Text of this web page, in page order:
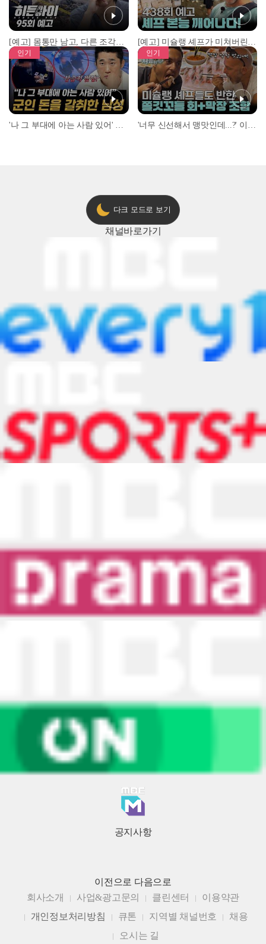
[예고] 몸통만 남고, 다른 조각은 어디에..? 시화호에서 드러난 충격적인 토막 살인사건! [예고] 미슐랭 셰프가 미쳐버린 이유! 본능이 깨어난 사건은?
인기 인기
다크 모드로 보기
채널바로가기
공지사항
이전으로 다음으로
회사소개
사업&광고문의 클린센터
이용약관
개인정보처리방침
큐톤 지역별 채널번호
채용
오시는 길